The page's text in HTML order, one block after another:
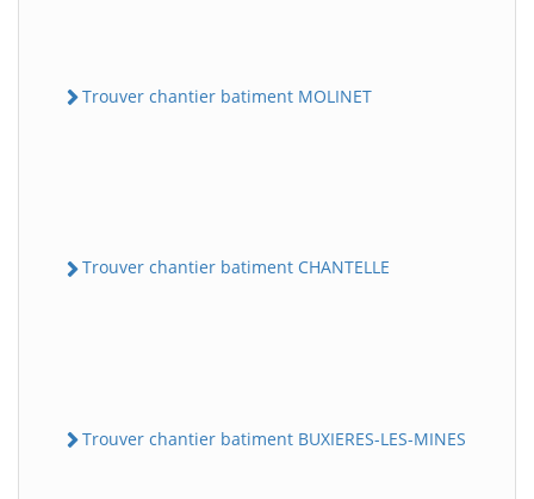
Trouver chantier batiment MOLINET
Trouver chantier batiment CHANTELLE
Trouver chantier batiment BUXIERES-LES-MINES